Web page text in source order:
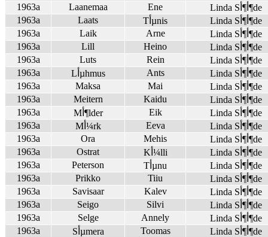
1963a
Laanemaa Ene
Linda Sأ¶أ¶de
1963a
Laats Tأµnis
Linda Sأ¶أ¶de
1963a
Laik Arne
Linda Sأ¶أ¶de
1963a
Lill Heino
Linda Sأ¶أ¶de
1963a
Luts Rein
Linda Sأ¶أ¶de
1963a
Lأµhmus Ants
Linda Sأ¶أ¶de
1963a
Maksa Mai
Linda Sأ¶أ¶de
1963a
Meitern Kaidu
Linda Sأ¶أ¶de
1963a
Mأ¶lder Eik
Linda Sأ¶أ¶de
1963a
Mأ¼rk Eeva
Linda Sأ¶أ¶de
1963a
Ora Mehis
Linda Sأ¶أ¶de
1963a
Ostrat Kأ¼lli
Linda Sأ¶أ¶de
1963a
Peterson Tأµnu
Linda Sأ¶أ¶de
1963a
Prikko Tiiu
Linda Sأ¶أ¶de
1963a
Savisaar Kalev
Linda Sأ¶أ¶de
1963a
Seigo Silvi
Linda Sأ¶أ¶de
1963a
Selge Annely
Linda Sأ¶أ¶de
1963a
Sأµmera Toomas
Linda Sأ¶أ¶de